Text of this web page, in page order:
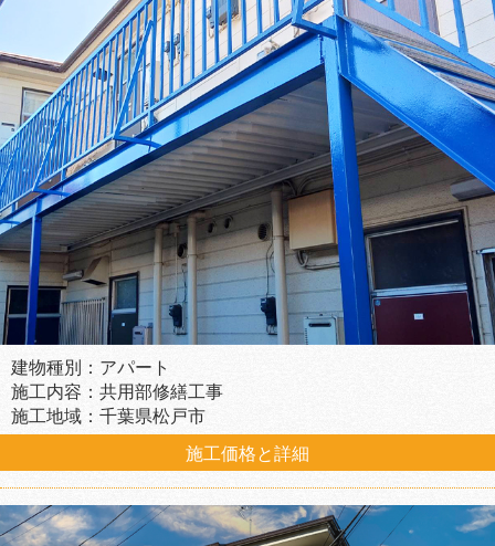
建物種別：アパート
施工内容：共用部修繕工事
施工地域：千葉県松戸市
施工価格と詳細